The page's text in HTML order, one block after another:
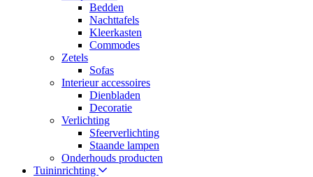
Bedden
Nachttafels
Kleerkasten
Commodes
Zetels
Sofas
Interieur accessoires
Dienbladen
Decoratie
Verlichting
Sfeerverlichting
Staande lampen
Onderhouds producten
Tuininrichting